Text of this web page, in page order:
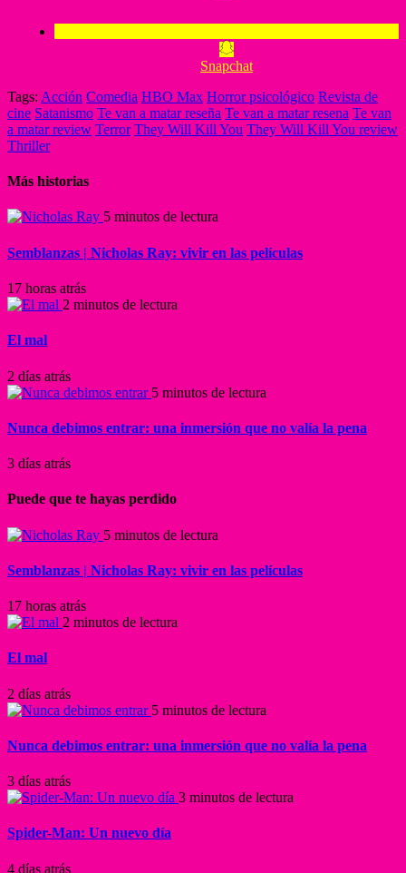
Snapchat
Tags: Acción Comedia HBO Max Horror psicológico Revista de
cine Satanismo Te van a matar reseña Te van a matar resena Te van
a matar review Terror They Will Kill You They Will Kill You review
Thriller
Más historias
5 minutos de lectura
Semblanzas | Nicholas Ray: vivir en las películas
17 horas atrás
2 minutos de lectura
El mal
2 días atrás
5 minutos de lectura
Nunca debimos entrar: una inmersión que no valía la pena
3 días atrás
Puede que te hayas perdido
5 minutos de lectura
Semblanzas | Nicholas Ray: vivir en las películas
17 horas atrás
2 minutos de lectura
El mal
2 días atrás
5 minutos de lectura
Nunca debimos entrar: una inmersión que no valía la pena
3 días atrás
3 minutos de lectura
Spider-Man: Un nuevo día
4 días atrás